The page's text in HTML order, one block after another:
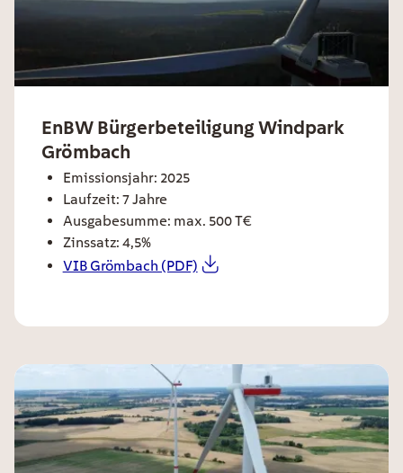
ee card title
EnBW Bürgerbeteiligung Windpark
Grömbach
ee card text
Emissionsjahr: 2025
Laufzeit: 7 Jahre
Ausgabesumme: max. 500 T€
Zinssatz: 4,5%
VIB Grömbach (PDF)